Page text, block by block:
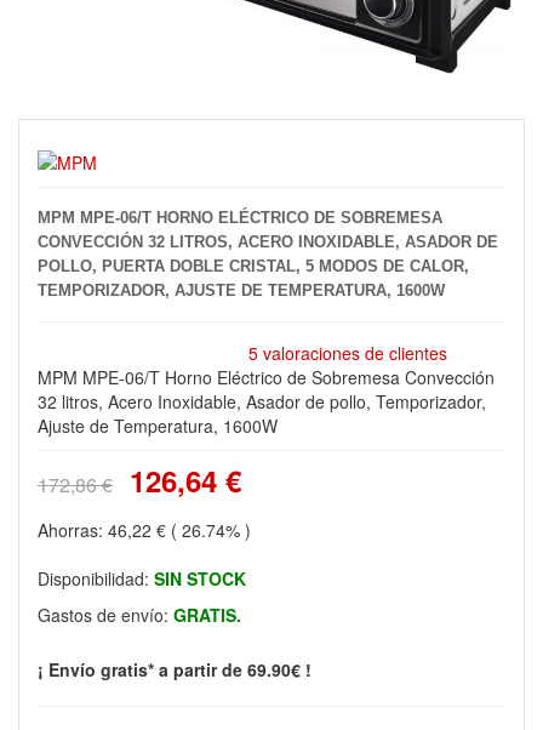
MPM MPE-06/T HORNO ELÉCTRICO DE SOBREMESA
CONVECCIÓN 32 LITROS, ACERO INOXIDABLE, ASADOR DE
POLLO, PUERTA DOBLE CRISTAL, 5 MODOS DE CALOR,
TEMPORIZADOR, AJUSTE DE TEMPERATURA, 1600W
5 valoraciones de clientes
MPM MPE-06/T Horno Eléctrico de Sobremesa Convección
32 litros, Acero Inoxidable, Asador de pollo, Temporizador,
Ajuste de Temperatura, 1600W
172,86 € 126,64 €
Ahorras: 46,22 € ( 26.74% )
Disponibilidad: SIN STOCK
Gastos de envío: GRATIS.
¡ Envío gratis* a partir de 69.90€ !